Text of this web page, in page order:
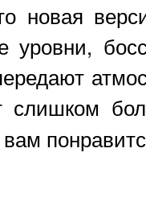
новая
уровни,
слишком
вам